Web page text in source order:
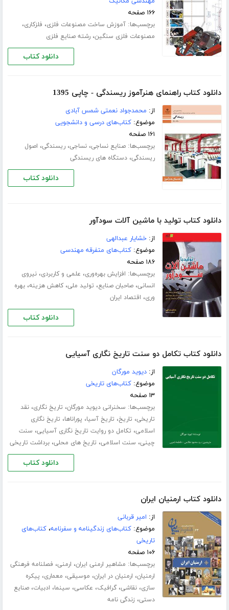
۱۶۶ صفحه
برچسب‌ها:آموزش ساخت مصنوعات فلزی، فلزکاری،
مصنوعات فلزی سنگین،رشته صنایع فلزی
دانلود کتاب
دانلود کتاب راهنمای هنرآموز ریسندگی - چاپی 1395
از: محمدجواد نعمتی شمس آبادی
موضوع:کتاب‌های درسی و دانشجویی
۱۶۱ صفحه
برچسب‌ها:صنایع نساجی،نساجی،ریسندگی، اصول
ریسندگی،دستگاه های ریسندگی
دانلود کتاب
دانلود کتاب تولید با ماشین آلات سودآور
از:خشایار عبدالهی
موضوع:کتاب‌های متفرقه مهندسی
۱۸۶ صفحه
برچسب‌ها: افزایش بهره‌وری، علمی و کاربردی،نیروی
انسانی،صاحبان صنایع، تولید ملی،کاهش هزینه،بهره
وری، اقتصاد ایران
دانلود کتاب
دانلود کتاب تکامل دو سنت تاریخ نگاری آسیایی
از:دیوید مورگان
موضوع:کتاب‌های تاریخی
۱۳ صفحه
برچسب‌ها: سخنرانی دیوید مورگان، تاریخ نگاری،نقد
تاریخی، تاریخ، تاریخ آسیا، پوراناها، تاریخ نگاری
اسلامی، تکامل دو روایت تاریخ نگاری آسیایی، سنت
چینی، سنت اسلامی، تاریخ های محلی،برداشت تاریخی
دانلود کتاب
دانلود کتاب ارمنیان ایران
از: امیر قربانی
موضوع:کتاب‌های زندگینامه و سفرنامه،کتاب‌های
تاریخی
۱۰۶ صفحه
برچسب‌ها: مشاهیر ارمنی ایران، ارمنی، فصلنامه فرهنگی
ارمنیان، ارمنیان در ایران، موسیقی، معماری، پیکره
سازی،نقاشی،گرافیک، عکاسی، سینما، ادبیات،صنایع
دستی، زندگی نامه